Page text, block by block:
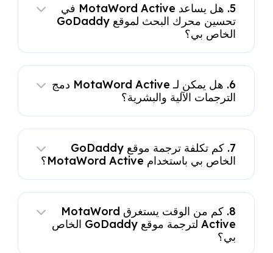
5. هل يساعد MotaWord Active في
تحسين محرك البحث لموقع GoDaddy
الخاص بي؟
6. هل يمكن لـ MotaWord Active دمج
الترجمات الآلية والبشرية؟
7. كم تكلفة ترجمة موقع GoDaddy
الخاص بي باستخدام MotaWord Active؟
8. كم من الوقت يستغرق MotaWord
Active لترجمة موقع GoDaddy الخاص
بي؟